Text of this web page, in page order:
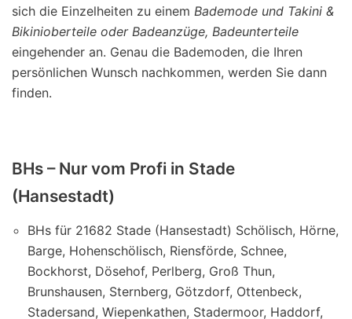
sich die Einzelheiten zu einem Bademode und Takini &
Bikinioberteile oder Badeanzüge, Badeunterteile
eingehender an. Genau die Bademoden, die Ihren
persönlichen Wunsch nachkommen, werden Sie dann
finden.
BHs – Nur vom Profi in Stade
(Hansestadt)
BHs für 21682 Stade (Hansestadt) Schölisch, Hörne,
Barge, Hohenschölisch, Riensförde, Schnee,
Bockhorst, Dösehof, Perlberg, Groß Thun,
Brunshausen, Sternberg, Götzdorf, Ottenbeck,
Stadersand, Wiepenkathen, Stadermoor, Haddorf,